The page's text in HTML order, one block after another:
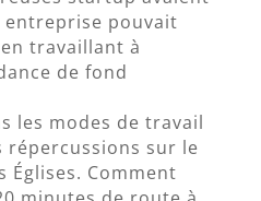
entreprise pouvait
travaillant à
de fond
les modes de travail
répercussions sur le
Comment